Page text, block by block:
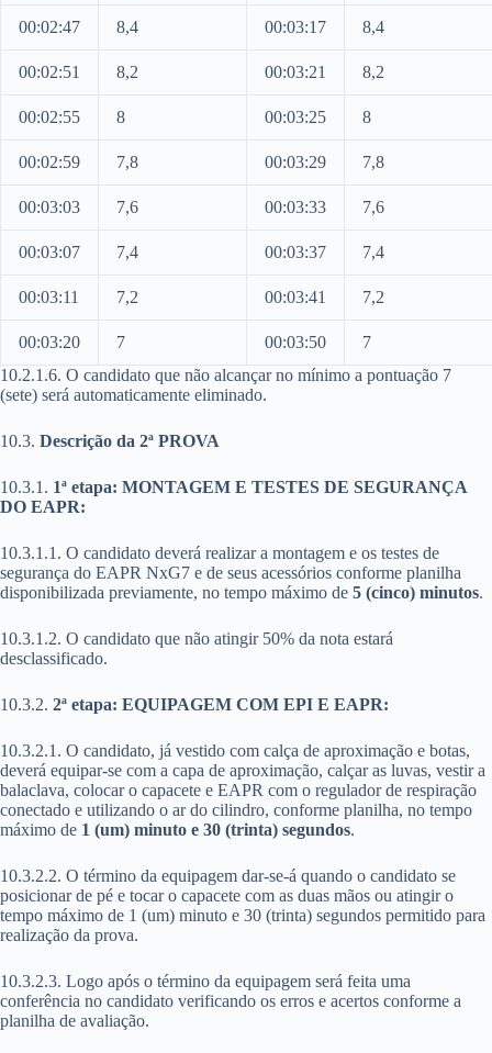
00:02:47 8,4 00:03:17 8,4
00:02:51 8,2 00:03:21 8,2
00:02:55 8 00:03:25 8
00:02:59 7,8 00:03:29 7,8
00:03:03 7,6 00:03:33 7,6
00:03:07 7,4 00:03:37 7,4
00:03:11 7,2 00:03:41 7,2
00:03:20 7 00:03:50
7
10.2.1.6. O candidato que não alcançar no mínimo a pontuação 7
(sete) será automaticamente eliminado.
10.3. Descrição da 2ª PROVA
10.3.1. 1ª etapa: MONTAGEM E TESTES DE SEGURANÇA
DO EAPR:
10.3.1.1. O candidato deverá realizar a montagem e os testes de
segurança do EAPR NxG7 e de seus acessórios conforme planilha
disponibilizada previamente, no tempo máximo de 5 (cinco) minutos.
10.3.1.2. O candidato que não atingir 50% da nota estará
desclassificado.
10.3.2. 2ª etapa: EQUIPAGEM COM EPI E EAPR:
10.3.2.1. O candidato, já vestido com calça de aproximação e botas,
deverá equipar-se com a capa de aproximação, calçar as luvas, vestir a
balaclava, colocar o capacete e EAPR com o regulador de respiração
conectado e utilizando o ar do cilindro, conforme planilha, no tempo
máximo de 1 (um) minuto e 30 (trinta) segundos.
10.3.2.2. O término da equipagem dar-se-á quando o candidato se
posicionar de pé e tocar o capacete com as duas mãos ou atingir o
tempo máximo de 1 (um) minuto e 30 (trinta) segundos permitido para
realização da prova.
10.3.2.3. Logo após o término da equipagem será feita uma
conferência no candidato verificando os erros e acertos conforme a
planilha de avaliação.